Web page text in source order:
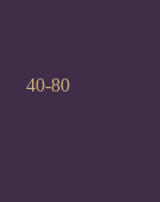
40-80